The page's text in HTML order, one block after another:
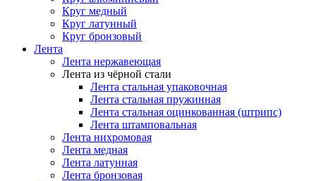
Круг медный
Круг латунный
Круг бронзовый
Лента
Лента нержавеющая
Лента из чёрной стали
Лента стальная упаковочная
Лента стальная пружинная
Лента стальная оцинкованная (штрипс)
Лента штамповальная
Лента нихромовая
Лента медная
Лента латунная
Лента бронзовая